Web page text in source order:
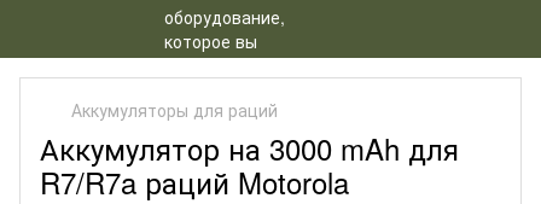
Аккумуляторы для раций
Аккумулятор на 3000 mAh для
R7/R7a раций Motorola